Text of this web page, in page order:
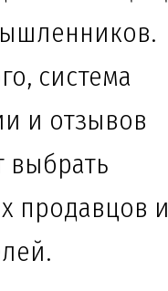
система
и отзывов
выбрать
продавцов и